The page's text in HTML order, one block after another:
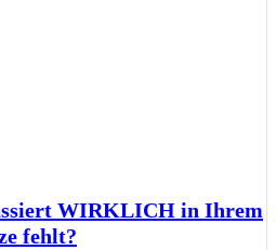
WIRKLICH in Ihrem
fehlt?